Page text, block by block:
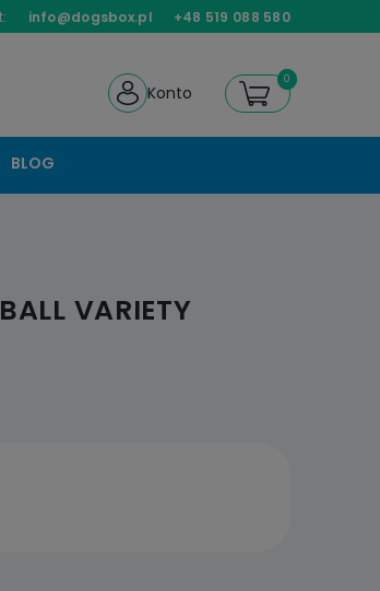
info@dogsbox.pl +48 519 088 580
Konto
BLOG
VARIETY